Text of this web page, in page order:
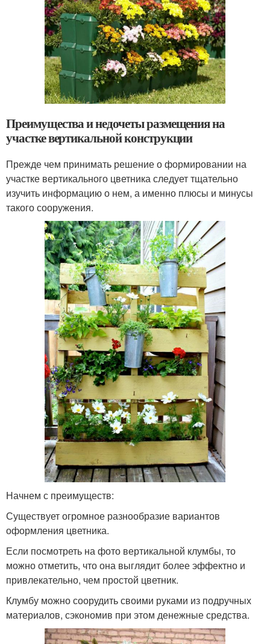
Преимущества и недочеты размещения на
участке вертикальной конструкции
Прежде чем принимать решение о формировании на
участке вертикального цветника следует тщательно
изучить информацию о нем, а именно плюсы и минусы
такого сооружения.
Начнем с преимуществ:
Существует огромное разнообразие вариантов
оформления цветника.
Если посмотреть на фото вертикальной клумбы, то
можно отметить, что она выглядит более эффектно и
привлекательно, чем простой цветник.
Клумбу можно соорудить своими руками из подручных
материалов, сэкономив при этом денежные средства.